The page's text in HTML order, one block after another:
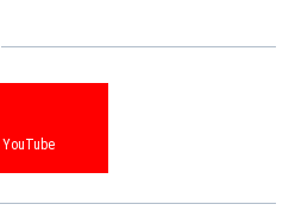
YouTube